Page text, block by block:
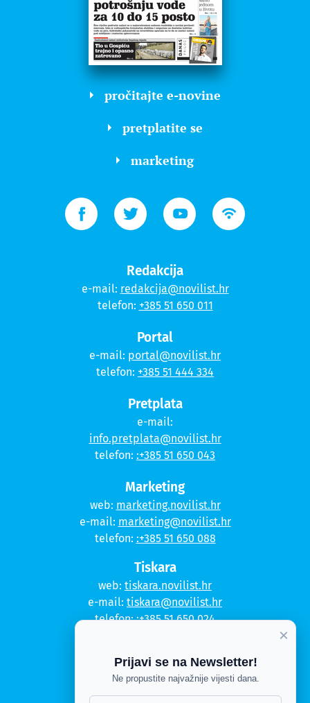
pročitajte e-novine
pretplatite se
marketing
Redakcija
e-mail: redakcija@novilist.hr
telefon: +385 51 650 011
Portal
e-mail: portal@novilist.hr
telefon: +385 51 444 334
Pretplata
e-mail:
info.pretplata@novilist.hr
telefon: :+385 51 650 043
Marketing
web: marketing.novilist.hr
e-mail: marketing@novilist.hr
telefon: :+385 51 650 088
Tiskara
web: tiskara.novilist.hr
e-mail: tiskara@novilist.hr
telefon::+385 51 650 024
Kontakt
Politika privatnosti
×
Prijavi se na Newsletter!
Ne propustite najvažnije vijesti dana.